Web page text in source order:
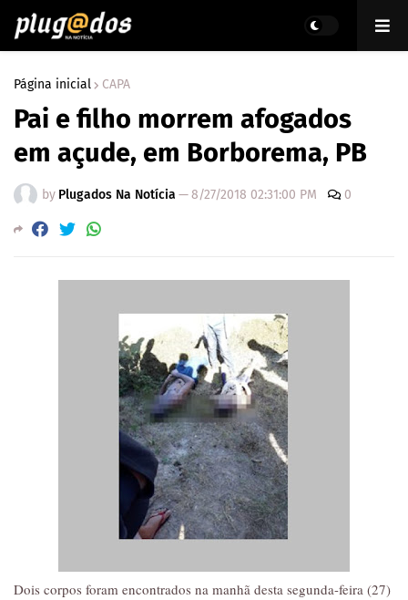
Página inicial CAPA
Pai e filho morrem afogados
em açude, em Borborema, PB
by Plugados Na Notícia —8/27/2018 02:31:00 PM 0
Dois corpos foram encontrados na manhã desta segunda-feira (27)